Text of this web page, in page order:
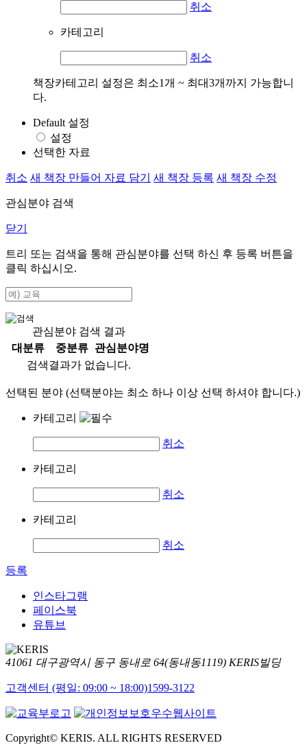
취소
카테고리
취소
책장카테고리 설정은 최소1개 ~ 최대3개까지 가능합니
다.
Default 설정
설정
선택한 자료
취소 새 책장 만들어 자료 담기 새 책장 등록 새 책장 수정
관심분야 검색
닫기
트리 또는 검색을 통해 관심분야를 선택 하신 후 등록 버튼을
클릭 하십시오.
관심분야 검색 결과
대분류
중분류
관심분야명
검색결과가 없습니다.
선택된 분야 (선택분야는 최소 하나 이상 선택 하셔야 합니다.)
카테고리
취소
카테고리
취소
카테고리
취소
등록
인스타그램
페이스북
유튜브
41061 대구광역시 동구 동내로 64(동내동1119) KERIS빌딩
고객센터 (평일: 09:00 ~ 18:00)1599-3122
Copyright© KERIS. ALL RIGHTS RESERVED